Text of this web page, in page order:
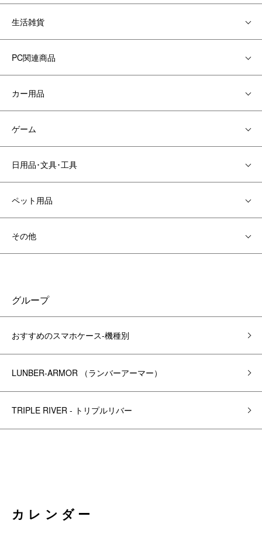
生活雑貨
PC関連商品
カー用品
ゲーム
日用品･文具･工具
ペット用品
その他
グループ
おすすめのスマホケース-機種別
LUNBER-ARMOR （ランバーアーマー）
TRIPLE RIVER - トリプルリバー
カレンダー